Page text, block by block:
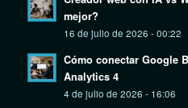
mejor?
16 de julio de 2026 - 00:22
Cómo conectar Google
Analytics 4
4 de julio de 2026 - 16:06